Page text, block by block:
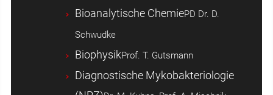
Bioanalytische ChemiePD Dr. D.
Schwudke
BiophysikProf. T. Gutsmann
Diagnostische Mykobakteriologie